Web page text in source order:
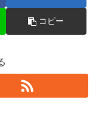
コピー